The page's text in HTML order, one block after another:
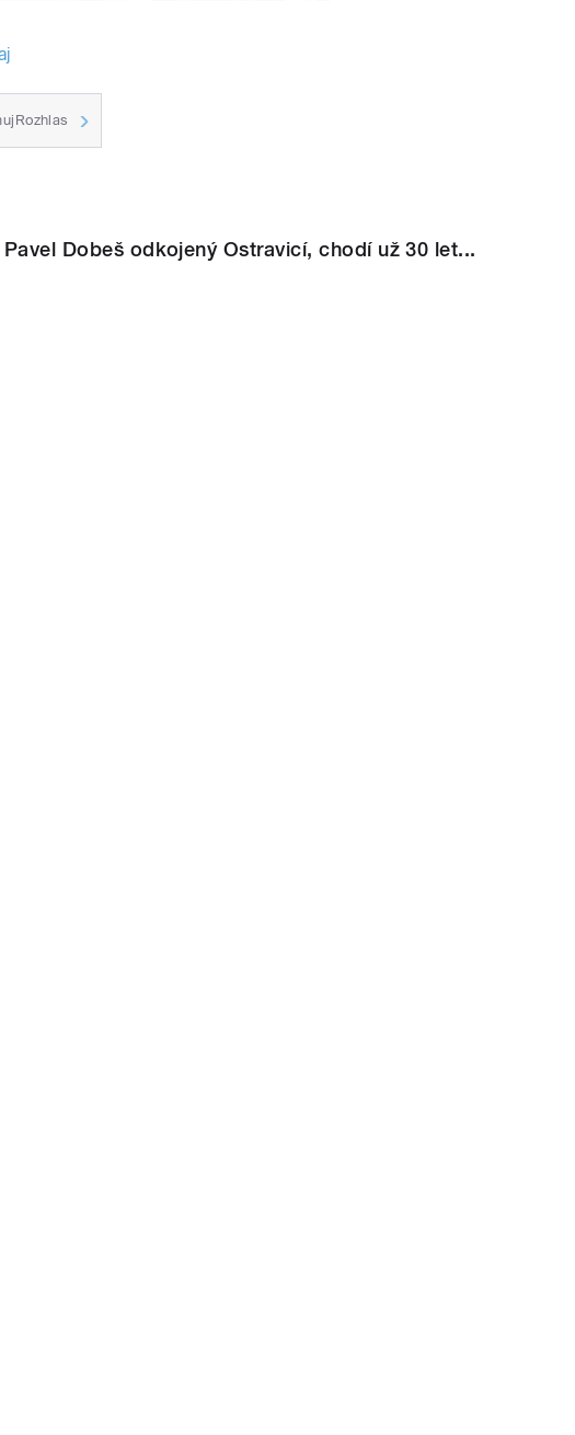
Dobeš odkojený Ostravicí, chodí už 30 let...